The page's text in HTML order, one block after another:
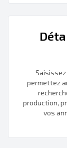
permettez
production,
vos